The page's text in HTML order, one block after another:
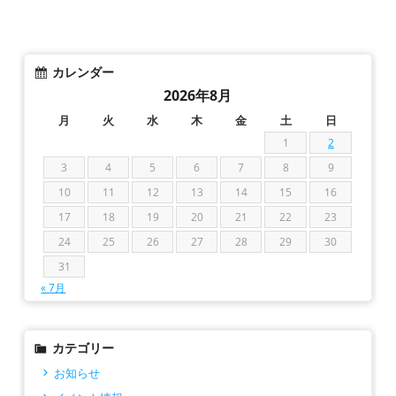
カレンダー
2026年8月
月 火 水 木 金 土 日
1
2
3
4 5 6 7 8
9
10
11 12 13 14 15
16
17
18 19 20 21 22
23
24
25 26 27 28 29
30
31
« 7月
カテゴリー
お知らせ